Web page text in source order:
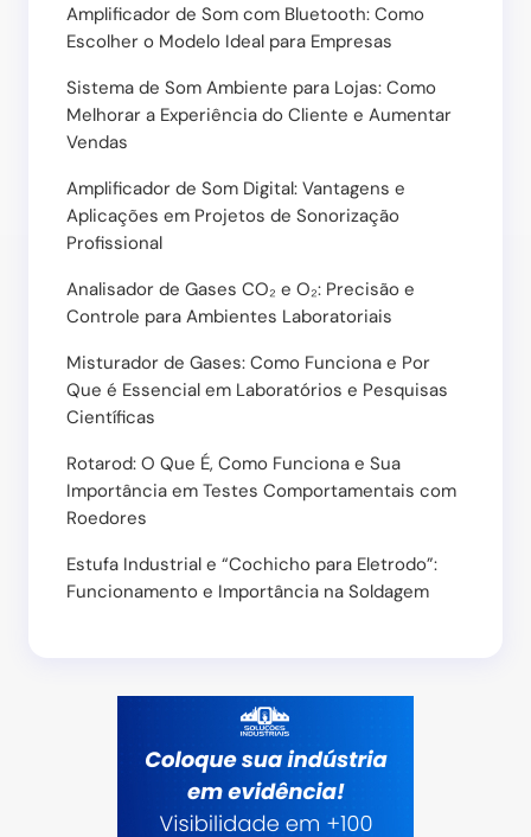
Amplificador de Som com Bluetooth: Como
Escolher o Modelo Ideal para Empresas
Sistema de Som Ambiente para Lojas: Como
Melhorar a Experiência do Cliente e Aumentar
Vendas
Amplificador de Som Digital: Vantagens e
Aplicações em Projetos de Sonorização
Profissional
Analisador de Gases CO₂ e O₂: Precisão e
Controle para Ambientes Laboratoriais
Misturador de Gases: Como Funciona e Por
Que é Essencial em Laboratórios e Pesquisas
Científicas
Rotarod: O Que É, Como Funciona e Sua
Importância em Testes Comportamentais com
Roedores
Estufa Industrial e “Cochicho para Eletrodo”:
Funcionamento e Importância na Soldagem